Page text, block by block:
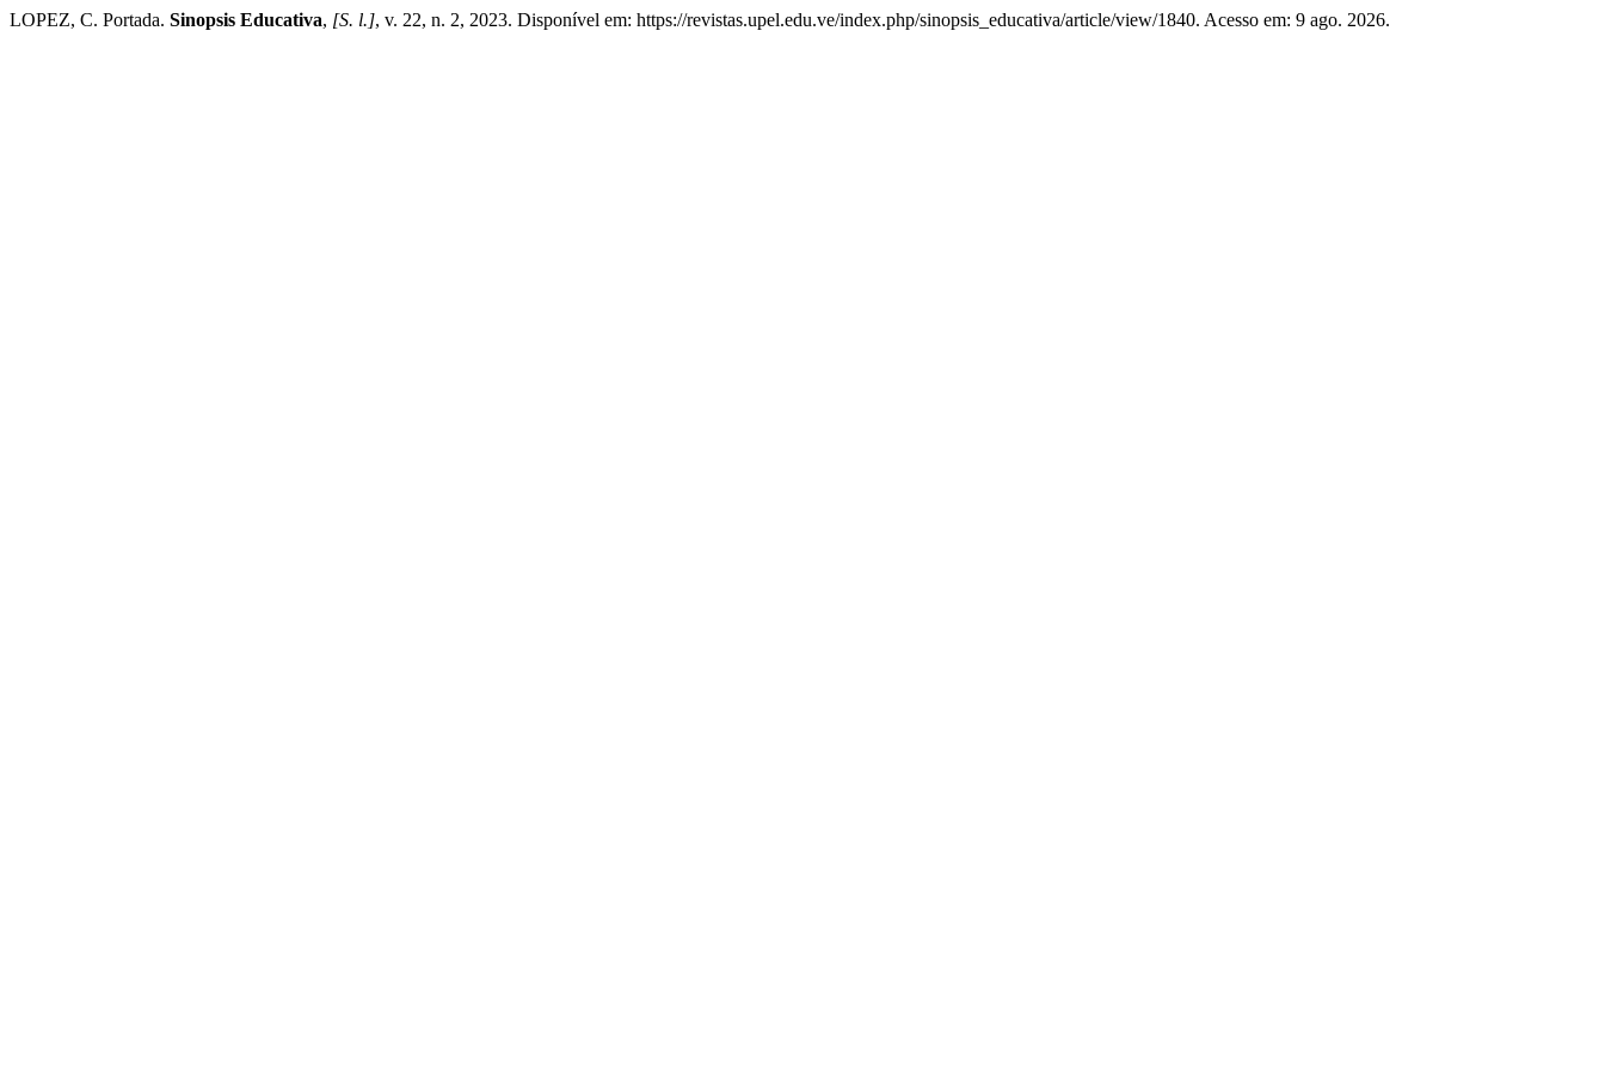
LOPEZ, C. Portada. Sinopsis Educativa, [S. l.], v. 22, n. 2, 2023. Disponível em: https://revistas.upel.edu.ve/index.php/sinopsis_educativa/article/view/1840. Acesso em: 9 ago. 2026.